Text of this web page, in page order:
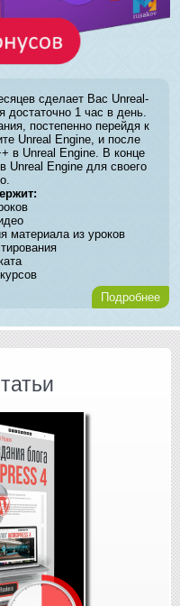
сделает Вас Unreal-
достаточно 1 час в день.
постепенно перейдя к
Unreal Engine, и после
в Unreal Engine. В конце
Unreal Engine для своего
материала из уроков
Подробнее